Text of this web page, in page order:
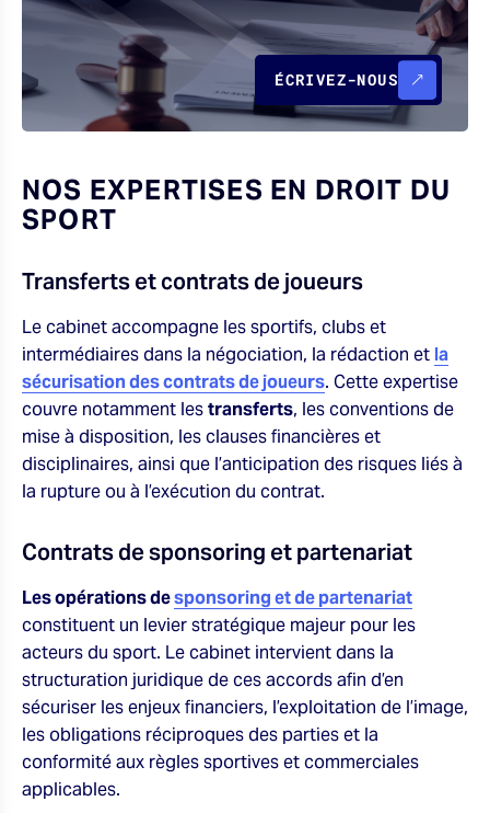
ÉCRIVEZ-NOUS
NOS EXPERTISES EN DROIT DU
SPORT
Transferts et contrats de joueurs
Le cabinet accompagne les sportifs, clubs et
intermédiaires dans la négociation, la rédaction et la
sécurisation des contrats de joueurs. Cette expertise
couvre notamment lestransferts, les conventions de
mise à disposition, les clauses financières et
disciplinaires, ainsi que l’anticipation des risques liés à
la rupture ou à l’exécution du contrat.
Contrats de sponsoring et partenariat
Les opérations desponsoring et de partenariat
constituent un levier stratégique majeur pour les
acteurs du sport. Le cabinet intervient dans la
structuration juridique de ces accords afin d’en
sécuriser les enjeux financiers, l’exploitation de l’image,
les obligations réciproques des parties et la
conformité aux règles sportives et commerciales
applicables.